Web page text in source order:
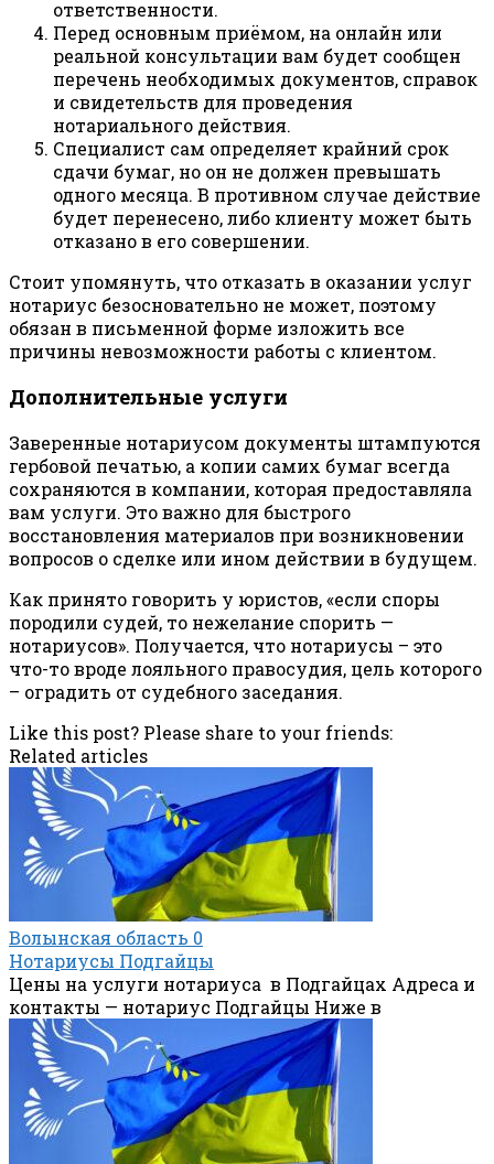
ответственности.
Перед основным приёмом, на онлайн или
реальной консультации вам будет сообщен
перечень необходимых документов, справок
и свидетельств для проведения
нотариального действия.
Специалист сам определяет крайний срок
сдачи бумаг, но он не должен превышать
одного месяца. В противном случае действие
будет перенесено, либо клиенту может быть
отказано в его совершении.
Стоит упомянуть, что отказать в оказании услуг
нотариус безосновательно не может, поэтому
обязан в письменной форме изложить все
причины невозможности работы с клиентом.
Дополнительные услуги
Заверенные нотариусом документы штампуются
гербовой печатью, а копии самих бумаг всегда
сохраняются в компании, которая предоставляла
вам услуги. Это важно для быстрого
восстановления материалов при возникновении
вопросов о сделке или ином действии в будущем.
Как принято говорить у юристов, «если споры
породили судей, то нежелание спорить —
нотариусов». Получается, что нотариусы – это
что-то вроде лояльного правосудия, цель которого
– оградить от судебного заседания.
Like this post? Please share to your friends:
Related articles
Волынская область 0
Нотариусы Подгайцы
Цены на услуги нотариуса в Подгайцах Адреса и
контакты — нотариус Подгайцы Ниже в